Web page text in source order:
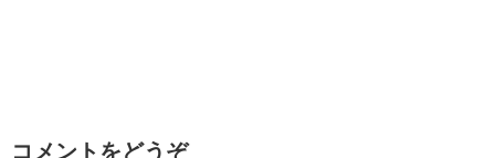
コメントをどうぞ